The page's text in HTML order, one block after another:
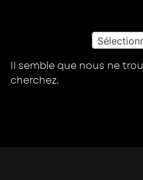
Il semble que nous ne
cherchez.